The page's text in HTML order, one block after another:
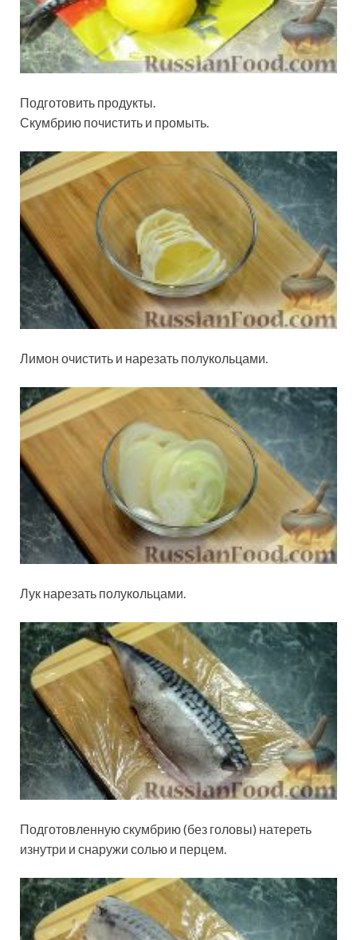
Подготовить продукты.
Скумбрию почистить и промыть.
Лимон очистить и нарезать полукольцами.
Лук нарезать полукольцами.
Подготовленную скумбрию (без головы) натереть
изнутри и снаружи солью и перцем.